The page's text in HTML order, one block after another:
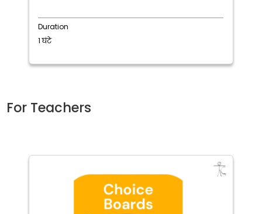
Duration
1 घंटे
For Teachers